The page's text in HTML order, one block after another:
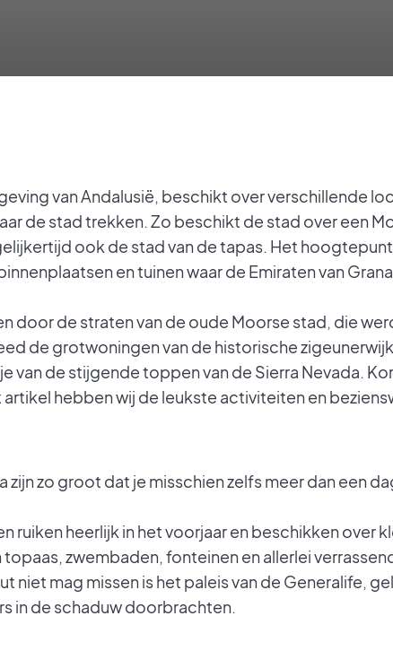
van Andalusië, beschikt over verschillende
de stad trekken. Zo beschikt de stad over een
ook de stad van de tapas. Het
en tuinen waar de Emiraten van
door de straten van de oude Moorse stad, die
de grotwoningen van de historische
van de stijgende toppen van de Sierra Nevada.
hebben wij de leukste activiteiten en
zijn zo groot dat je misschien zelfs meer dan een
ruiken heerlijk in het voorjaar en beschikken over
zwembaden, fonteinen en allerlei
niet mag missen is het paleis van de Generalife,
in de schaduw doorbrachten.